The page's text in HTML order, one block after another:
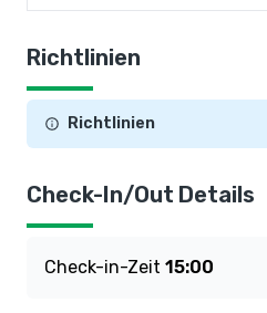
Richtlinien
Richtlinien
Check-In/Out Details
Check-in-Zeit 15:00